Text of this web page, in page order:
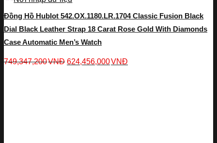
Đồng Hồ Hublot 542.OX.1180.LR.1704 Classic Fusion Black
Dial Black Leather Strap 18 Carat Rose Gold With Diamonds
Case Automatic Men’s Watch
749,347,200VNĐ 624,456,000VNĐ